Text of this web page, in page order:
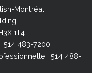
Montréal
1T4
514 483-7200
: 514 488-